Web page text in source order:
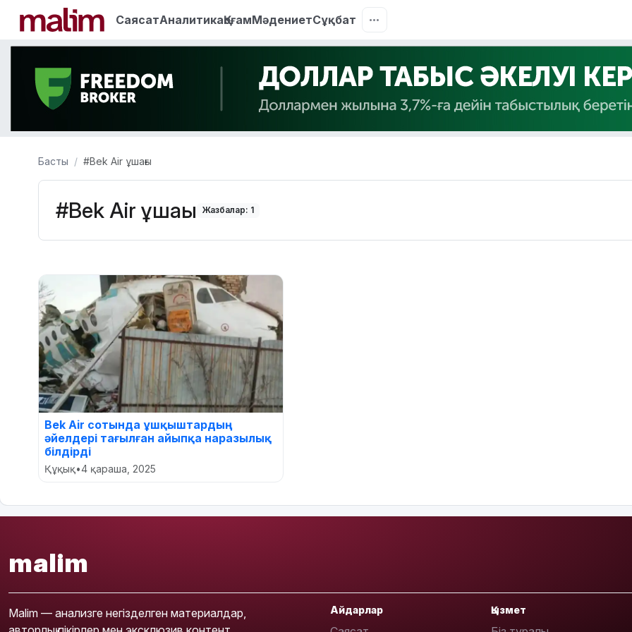
СаясатАналитикаҚоғамМәдениетСұқбат
Басты #Bek Air ұшағы
#Bek Air ұшағы Жазбалар: 1
Bek Air сотында ұшқыштардың
әйелдері тағылған айыпқа наразылық
білдірді
Құқық•4 қараша, 2025
malim
Malim — анализге негізделген материалдар,
Айдарлар Қызмет